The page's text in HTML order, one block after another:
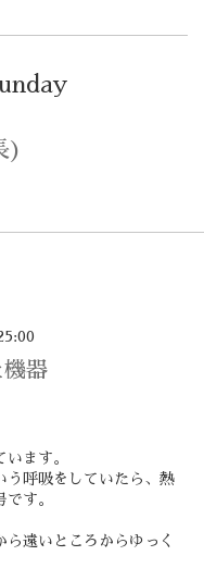
)
機器
ます。
う呼吸をしていたら、熱
す。
ら遠いところからゆっく